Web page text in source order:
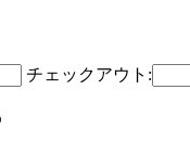
チェックアウト: